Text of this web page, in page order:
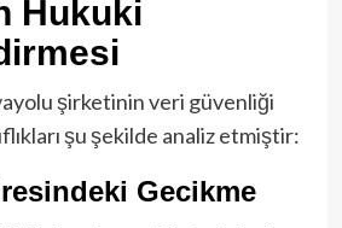
Hukuki
şirketinin veri güvenliği
şu şekilde analiz etmiştir:
Gecikme